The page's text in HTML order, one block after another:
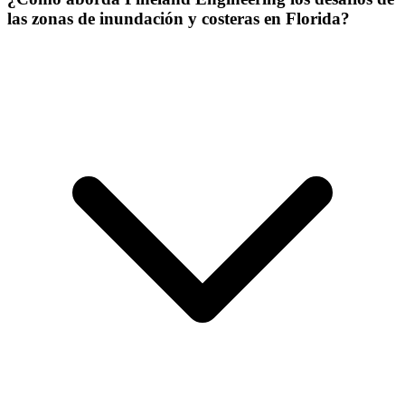
las zonas de inundación y costeras en Florida?